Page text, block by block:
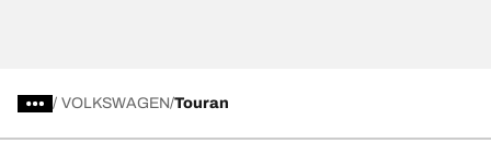
/ VOLKSWAGEN Touran